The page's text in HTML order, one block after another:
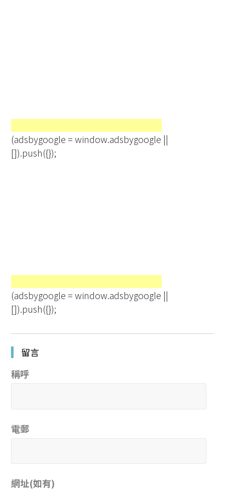
(adsbygoogle = window.adsbygoogle ||
[]).push({});
(adsbygoogle = window.adsbygoogle ||
[]).push({});
留言
稱呼
電郵
網址(如有)